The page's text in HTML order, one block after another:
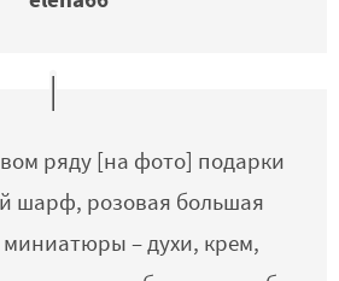
ряду [на фото] подарки
шарф, розовая большая
миниатюры – духи, крем,